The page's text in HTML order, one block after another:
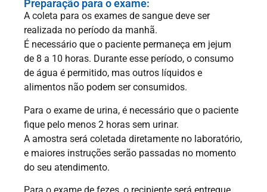
Preparação para o exame:
A coleta para os exames de sangue deve ser
realizada no período da manhã.
É necessário que o paciente permaneça em jejum
de 8 a 10 horas. Durante esse período, o consumo
de água é permitido, mas outros líquidos e
alimentos não podem ser consumidos.
Para o exame de urina, é necessário que o paciente
fique pelo menos 2 horas sem urinar.
A amostra será coletada diretamente no laboratório,
e maiores instruções serão passadas no momento
do seu atendimento.